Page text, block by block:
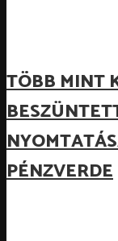
TÖBB MINT
PÉNZVERDE